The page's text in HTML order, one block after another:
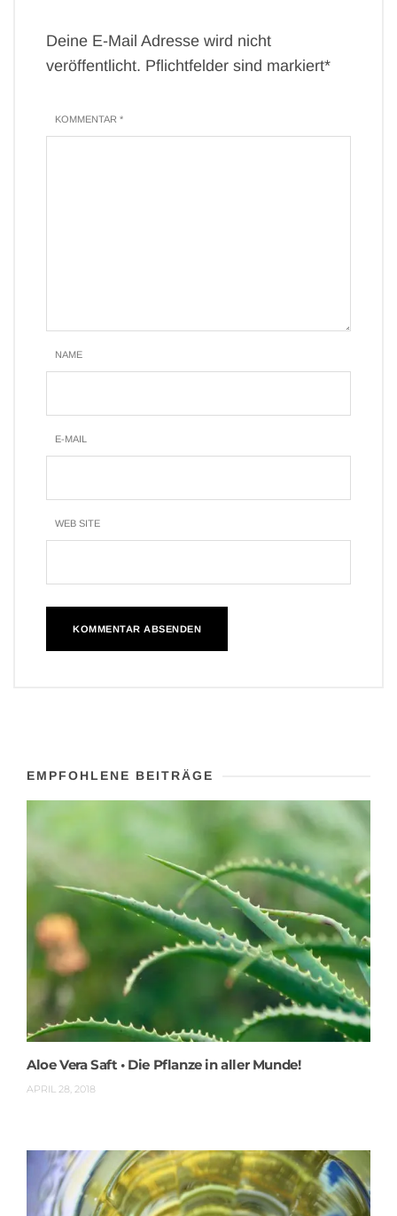
Deine E-Mail Adresse wird nicht
veröffentlicht. Pflichtfelder sind markiert*
KOMMENTAR *
NAME
E-MAIL
WEB SITE
EMPFOHLENE BEITRÄGE
Aloe Vera Saft • Die Pflanze in aller Munde!
APRIL 28, 2018